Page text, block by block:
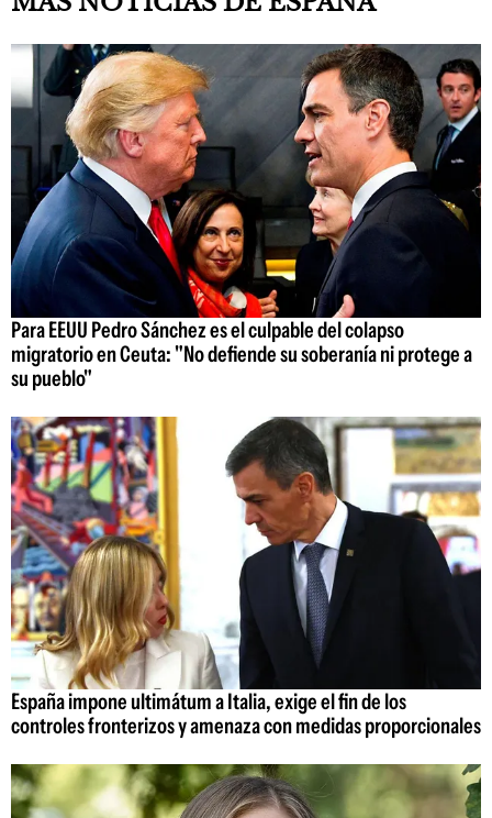
Para EEUU Pedro Sánchez es el culpable del colapso
migratorio en Ceuta: "No defiende su soberanía ni protege a
su pueblo"
España impone ultimátum a Italia, exige el fin de los
controles fronterizos y amenaza con medidas proporcionales